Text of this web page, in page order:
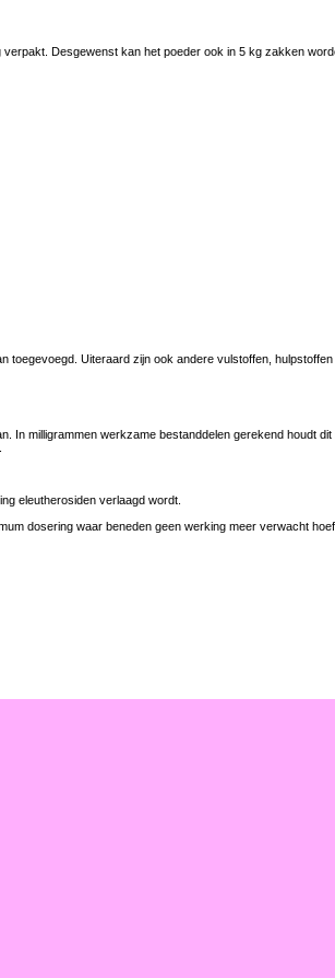
Desgewenst kan het poeder ook in 5 kg zakken
Uiteraard zijn ook andere vulstoffen, hulpstoffen
In milligrammen werkzame bestanddelen gerekend houdt
eleutherosiden verlaagd wordt.
dosering waar beneden geen werking meer verwacht